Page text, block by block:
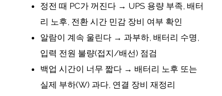
정전 때 PC가 꺼진다 → UPS 용량 부족, 배터
리 노후, 전환 시간 민감 장비 여부 확인
알람이 계속 울린다 → 과부하, 배터리 수명,
입력 전원 불량(접지/배선) 점검
백업 시간이 너무 짧다 → 배터리 노후 또는
실제 부하(W) 과다, 연결 장비 재정리